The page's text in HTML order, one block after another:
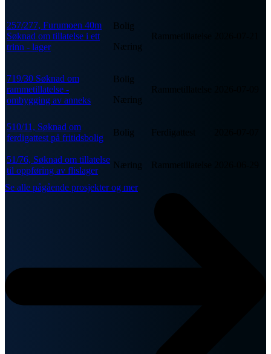
257/277, Furumoen 40m
Søknad om tillatelse i ett
trinn - lager
Bolig
Næring
Rammetillatelse
719/30 Søknad om
rammetillatelse -
ombygging av anneks
Bolig
Næring
Rammetillatelse
510/11, Søknad om
ferdigattest på fritidsbolig
Bolig Ferdigattest
51/76, Søknad om tillatelse
til oppføring av flislager
Næring Rammetillatelse
Se alle pågående prosjekter og mer